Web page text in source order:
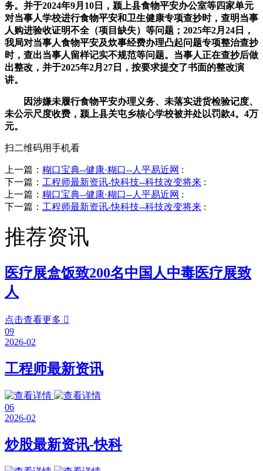
务。并于2024年9月10日，颍上县食物平安办公室等四家单元
对当事人学校进行食物平安和卫生健康专项查抄时，查明当事
人购进验收证明不全（项目缺失）等问题；2025年2月24日，
我局对当事人食物平安及炊事经费办理凸起问题专项整治查抄
时，查出当事人留样记实不规范等问题。当事人正在查抄后做
出整改，并于2025年2月27日，按要求提交了书面的整改演
讲。
因涉嫌未履行食物平安办理义务、未落实进货检验记度、
未公示尺度收费，颍上县关屯乡核心学校被并处以罚款4。4万
元。
扫二维码用手机看
上一篇： 糊口宝典--健康·糊口--人平易近网 :
下一篇： 工程师最新资讯-快科技--科技改变将来 :
上一篇： 糊口宝典--健康·糊口--人平易近网 :
下一篇： 工程师最新资讯-快科技--科技改变将来 :
推荐资讯
医疗展盒饭致200名中国人中毒医疗展致
人
点击查看更多 
09
2026-02
工程师最新资讯
06
2026-02
炒股最新资讯-快科